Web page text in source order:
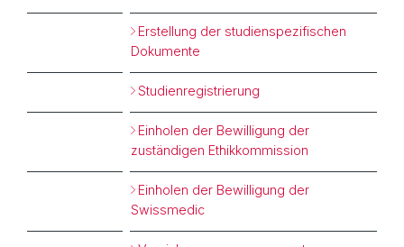
Erstellung der studienspezifischen
Dokumente
Studienregistrierung
Einholen der Bewilligung der
zuständigen Ethikkommission
Einholen der Bewilligung der
Swissmedic